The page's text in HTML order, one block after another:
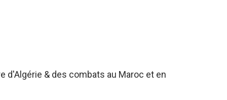
d'Algérie & des combats au Maroc et en